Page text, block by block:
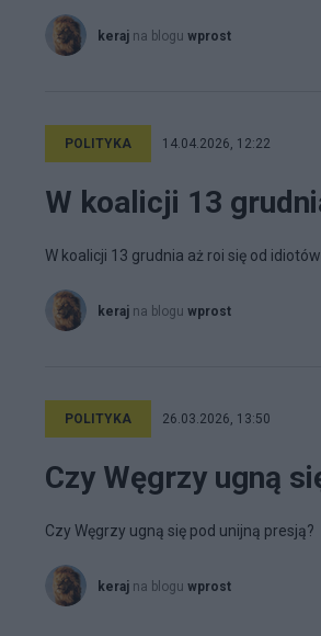
keraj na blogu wprost
POLITYKA 14.04.2026, 12:22
W koalicji 13
W koalicji 13 grudnia aż roi się od idiotów
keraj na blogu wprost
POLITYKA 26.03.2026, 13:50
Czy Węgrzy ugną
Czy Węgrzy ugną się pod unijną presją?
keraj na blogu wprost